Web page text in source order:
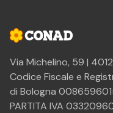
Via Michelino, 59 |
Codice Fiscale e
di Bologna
PARTITA IVA